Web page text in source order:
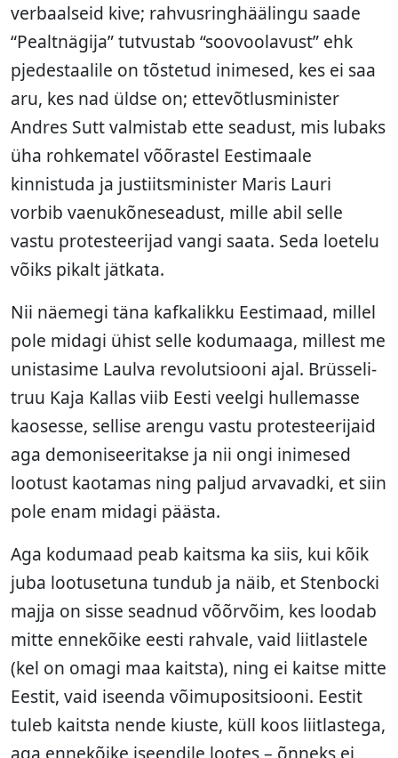
verbaalseid kive; rahvusringhäälingu saade
“Pealtnägija” tutvustab “soovoolavust” ehk
pjedestaalile on tõstetud inimesed, kes ei saa
aru, kes nad üldse on; ettevõtlusminister
Andres Sutt valmistab ette seadust, mis lubaks
üha rohkematel võõrastel Eestimaale
kinnistuda ja justiitsminister Maris Lauri
vorbib vaenukõneseadust, mille abil selle
vastu protesteerijad vangi saata. Seda loetelu
võiks pikalt jätkata.
Nii näemegi täna kafkalikku Eestimaad, millel
pole midagi ühist selle kodumaaga, millest me
unistasime Laulva revolutsiooni ajal. Brüsseli-
truu Kaja Kallas viib Eesti veelgi hullemasse
kaosesse, sellise arengu vastu protesteerijaid
aga demoniseeritakse ja nii ongi inimesed
lootust kaotamas ning paljud arvavadki, et siin
pole enam midagi päästa.
Aga kodumaad peab kaitsma ka siis, kui kõik
juba lootusetuna tundub ja näib, et Stenbocki
majja on sisse seadnud võõrvõim, kes loodab
mitte ennekõike eesti rahvale, vaid liitlastele
(kel on omagi maa kaitsta), ning ei kaitse mitte
Eestit, vaid iseenda võimupositsiooni. Eestit
tuleb kaitsta nende kiuste, küll koos liitlastega,